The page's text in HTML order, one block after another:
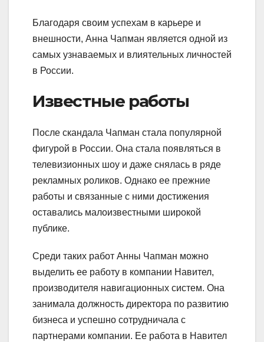
Благодаря своим успехам в карьере и
внешности, Анна Чапман является одной из
самых узнаваемых и влиятельных личностей
в России.
Известные работы
После скандала Чапман стала популярной
фигурой в России. Она стала появляться в
телевизионных шоу и даже снялась в ряде
рекламных роликов. Однако ее прежние
работы и связанные с ними достижения
оставались малоизвестными широкой
публике.
Среди таких работ Анны Чапман можно
выделить ее работу в компании Навител,
производителя навигационных систем. Она
занимала должность директора по развитию
бизнеса и успешно сотрудничала с
партнерами компании. Ее работа в Навител